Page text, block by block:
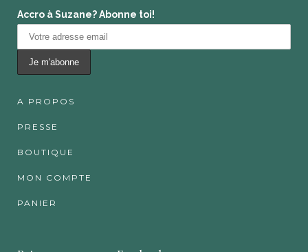
Accro à Suzane? Abonne toi!
A PROPOS
PRESSE
BOUTIQUE
MON COMPTE
PANIER